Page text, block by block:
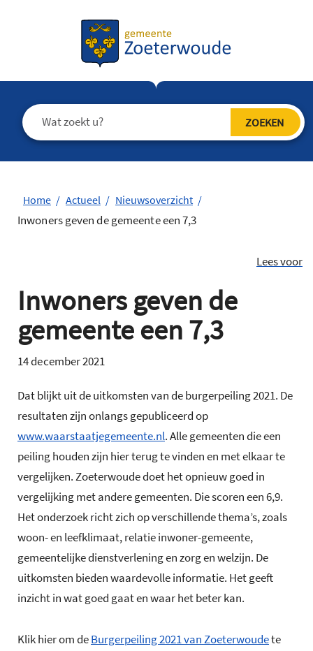
Home Actueel Nieuwsoverzicht
Inwoners geven de gemeente een 7,3
Lees voor
Inwoners geven de
gemeente een 7,3
14 december 2021
Dat blijkt uit de uitkomsten van de burgerpeiling 2021. De
resultaten zijn onlangs gepubliceerd op
www.waarstaatjegemeente.nl. Alle gemeenten die een
peiling houden zijn hier terug te vinden en met elkaar te
vergelijken. Zoeterwoude doet het opnieuw goed in
vergelijking met andere gemeenten. Die scoren een 6,9.
Het onderzoek richt zich op verschillende thema’s, zoals
woon- en leefklimaat, relatie inwoner-gemeente,
gemeentelijke dienstverlening en zorg en welzijn. De
uitkomsten bieden waardevolle informatie. Het geeft
inzicht in wat goed gaat en waar het beter kan.
Klik hier om deBurgerpeiling 2021 van Zoeterwoudete